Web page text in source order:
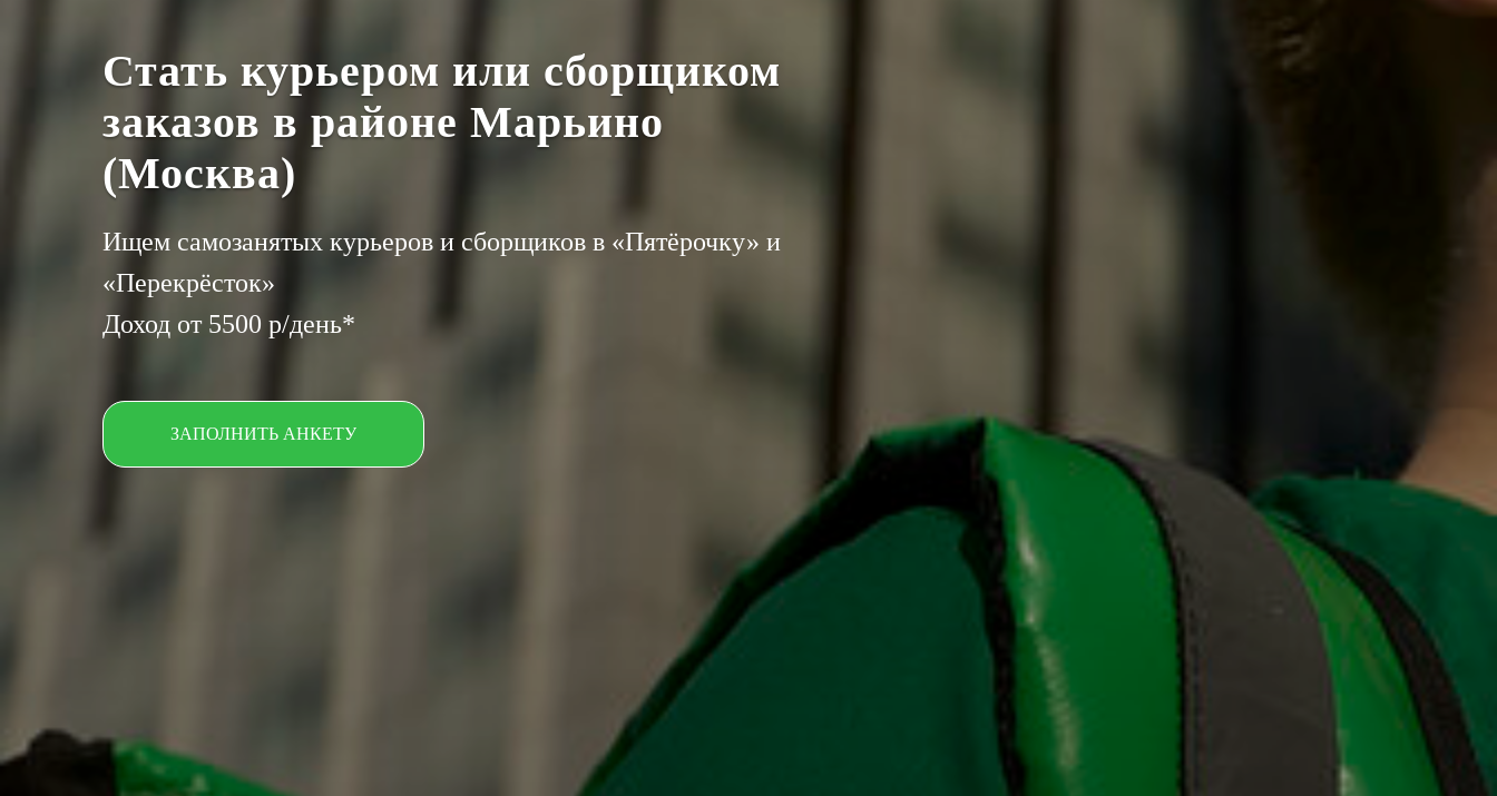
Стать курьером или сборщиком
заказов в районе Марьино
(Москва)
Ищем самозанятых курьеров и сборщиков в «Пятёрочку» и
«Перекрёсток»
Доход от 5500 р/день*
ЗАПОЛНИТЬ АНКЕТУ